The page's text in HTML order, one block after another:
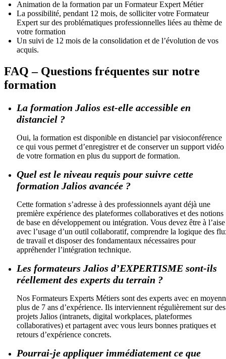
Animation de la formation par un Formateur Expert Métier
La possibilité, pendant 12 mois, de solliciter votre Formateur
Expert sur des problématiques professionnelles liées au thème de
votre formation
Un suivi de 12 mois de la consolidation et de l’évolution de vos
acquis.
FAQ – Questions fréquentes sur notre
formation
La formation Jalios est-elle accessible en
distanciel ?
Oui, la formation est disponible en distanciel par visioconférence
ce qui vous permet d’enregistrer et de conserver un support vidéo
de votre formation en plus du support de formation.
Quel est le niveau requis pour suivre cette
formation Jalios avancée ?
Cette formation s’adresse à des professionnels ayant déjà une
première expérience des plateformes collaboratives et des notions
de base en développement ou intégration. Vous devez être à l’aise
avec l’usage d’un outil collaboratif, comprendre la logique des
de travail et disposer des fondamentaux nécessaires pour
appréhender l’intégration technique.
Les formateurs Jalios d’EXPERTISME sont-ils
réellement des experts du terrain ?
Nos Formateurs Experts Métiers sont des experts avec en
plus de 7 ans d’expérience. Ils interviennent régulièrement sur des
projets Jalios (intranets, digital workplaces, plateformes
collaboratives) et partagent avec vous leurs bonnes pratiques et
retours d’expérience concrets.
Pourrai-je appliquer immédiatement ce que